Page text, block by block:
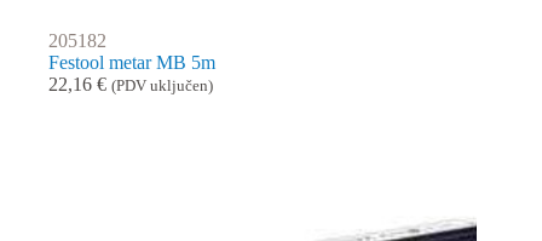
205182
Festool metar MB 5m
22,16 € (PDV uključen)